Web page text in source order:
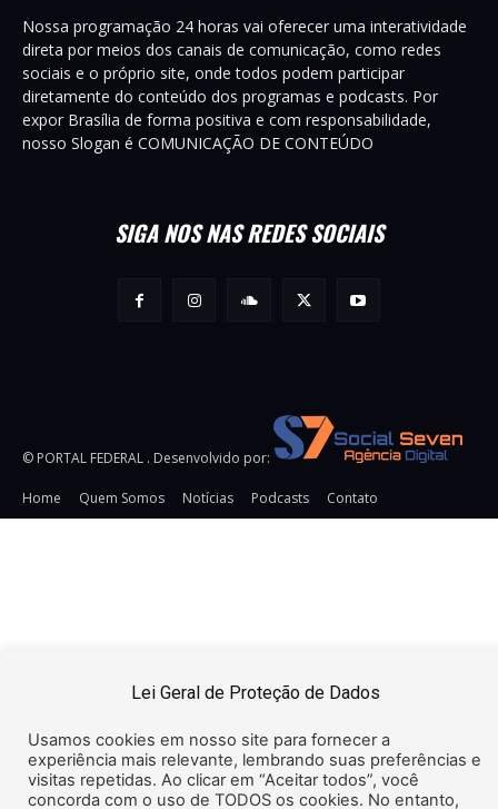
Nossa programação 24 horas vai oferecer uma interatividade
direta por meios dos canais de comunicação, como redes
sociais e o próprio site, onde todos podem participar
diretamente do conteúdo dos programas e podcasts. Por
expor Brasília de forma positiva e com responsabilidade,
nosso Slogan é COMUNICAÇÃO DE CONTEÚDO
SIGA NOS NAS REDES SOCIAIS
© PORTAL FEDERAL . Desenvolvido por:
Home Quem Somos Notícias Podcasts Contato
Lei Geral de Proteção de Dados
Usamos cookies em nosso site para fornecer a
experiência mais relevante, lembrando suas preferências e
visitas repetidas. Ao clicar em “Aceitar todos”, você
concorda com o uso de TODOS os cookies. No entanto,
t=eyJiIjogOTI5LCAiZSI6ICJjbGljayJ9 Pixel Click Tracking
t=eyJiIjogOTI5LCAiZSI6ICJjbGljayJ9